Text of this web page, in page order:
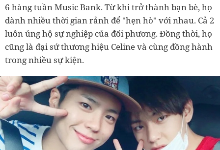
6 hàng tuần Music Bank. Từ khi trở thành bạn bè, họ
dành nhiều thời gian rảnh để "hẹn hò" với nhau. Cả 2
luôn ủng hộ sự nghiệp của đối phương. Đồng thời, họ
cũng là đại sứ thương hiệu Celine và cùng đồng hành
trong nhiều sự kiện.